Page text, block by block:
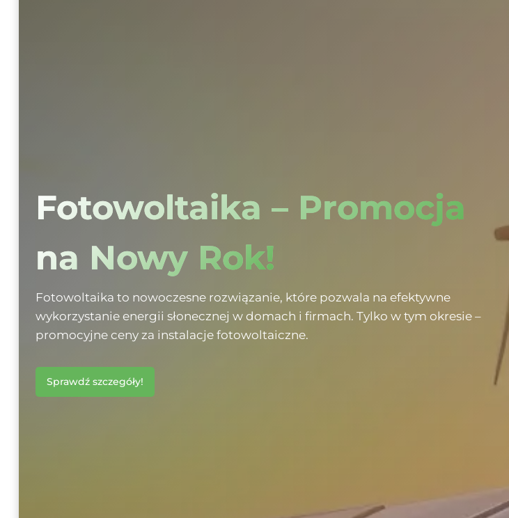
Fotowoltaika – Promocja
na Nowy Rok!
Fotowoltaika to nowoczesne rozwiązanie, które pozwala na efektywne
wykorzystanie energii słonecznej w domach i firmach. Tylko w tym okresie –
promocyjne ceny za instalacje fotowoltaiczne.
Sprawdź szczegóły!